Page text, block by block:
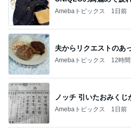
Amebaトピックス 1日前
夫からリクエストのあ
Amebaトピックス 12時
ノッチ 引いたおみくじ
Amebaトピックス 1日前